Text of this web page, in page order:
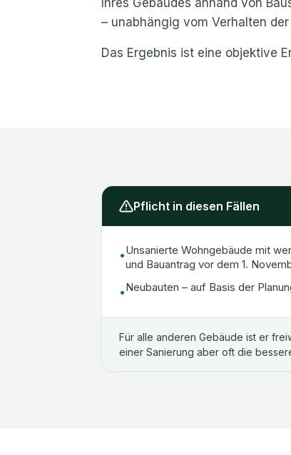
– unabhängig vom Verhalten der
Das Ergebnis ist eine objektive
Pflicht in diesen Fällen
•Unsanierte Wohngebäude mit
und Bauantrag vor dem 1.
•Neubauten – auf Basis der
Für alle anderen Gebäude ist er
einer Sanierung aber oft die